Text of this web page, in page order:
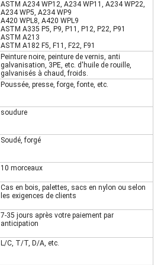
ASTM A234 WP12, A234 WP11, A234 WP22,
A234 WP5, A234 WP9
A420 WPL8, A420 WPL9
ASTM A335 P5, P9, P11, P12, P22, P91
ASTM A213
ASTM A182 F5, F11, F22, F91
Peinture noire, peinture de vernis, anti
galvanisation, 3PE, etc. d'huile de rouille,
galvanisés à chaud, froids.
Poussée, presse, forge, fonte, etc.
soudure
Soudé, forgé
10 morceaux
Cas en bois, palettes, sacs en nylon ou selon
les exigences de clients
7-35 jours après votre paiement par
anticipation
L/C, T/T, D/A, etc.